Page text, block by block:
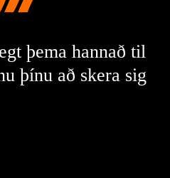
þema hannað til
þínu að skera sig